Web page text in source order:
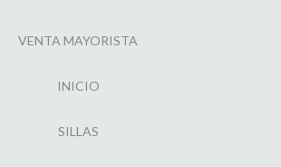
VENTA MAYORISTA
INICIO
SILLAS